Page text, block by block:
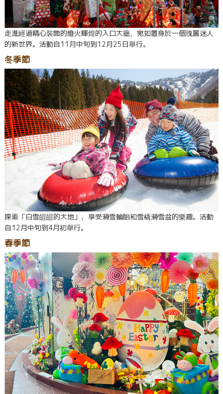
走進經過精心裝飾的燈火輝煌的入口大廳，宛如置身於一個瑰麗迷人
的新世界。活動自11月中旬到12月25日舉行。
冬季節
探索「白雪皚皚的大地」，享受滑雪輪胎和雪橇滑雪盆的樂趣。活動
自12月中旬到4月初舉行。
春季節